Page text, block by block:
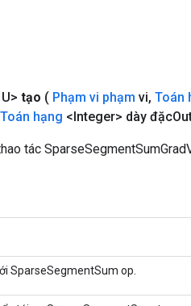
U> tạo ( Phạm vi phạm vi, Toán
Toán hạng <Integer> dày đặc
tác
SparseSegmentSum op.